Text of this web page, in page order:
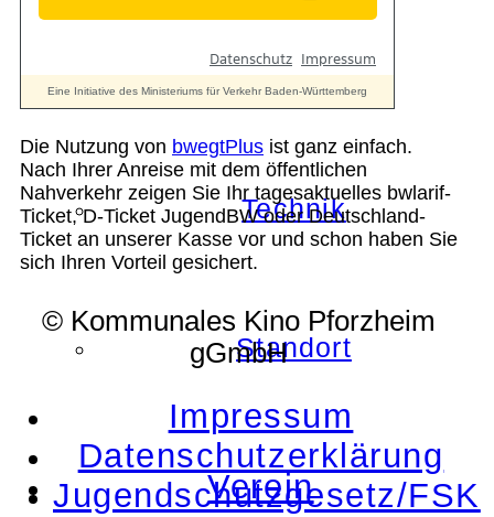
Geschichte
Technik
Standort
Verein
Die Nutzung von bwegtPlus ist ganz einfach.
Nach Ihrer Anreise mit dem öffentlichen
Nahverkehr zeigen Sie Ihr tagesaktuelles bwlarif-
Ticket, D-Ticket JugendBW oder Deutschland-
Ticket an unserer Kasse vor und schon haben Sie
sich Ihren Vorteil gesichert.
© Kommunales Kino Pforzheim
gGmbH
Impressum
Datenschutzerklärung
Jugendschutzgesetz/FSK